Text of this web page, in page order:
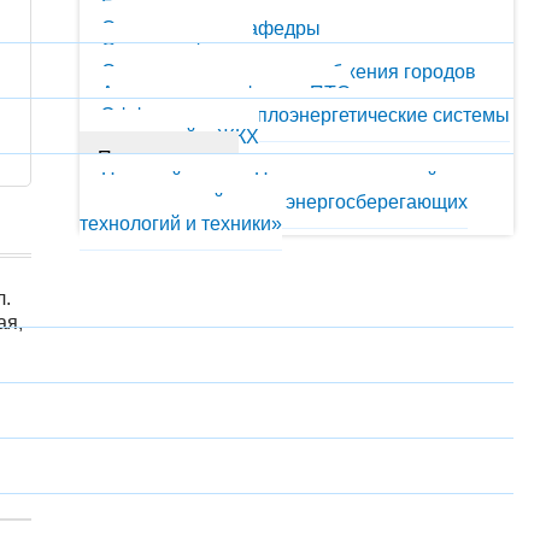
Гранты
Оснащенность кафедры
Состав кафедры
Системы теплоэнергоснабжения городов
Аспирантура кафедры ПТС
Эффективные теплоэнергетические системы
предприятий и ЖКХ
Подразделения
Научный центр «Научно-технический
инновационный центр энергосберегающих
технологий и техники»